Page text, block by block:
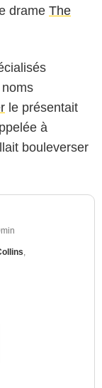
drame The
le présentait
à
bouleverser